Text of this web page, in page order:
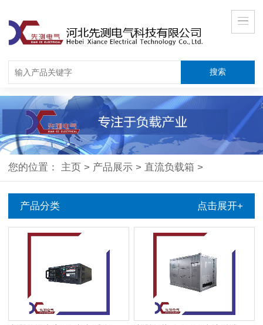
您的位置： 主页 > 产品展示 > 直流负载箱 >
产品分类 点击展开+